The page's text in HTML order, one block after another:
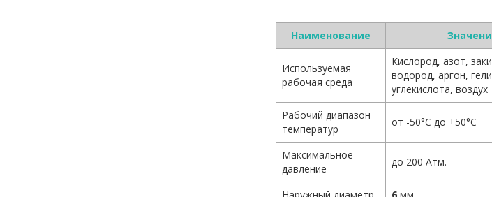
Наименование
Используемая
рабочая среда
Кислород, азот,
водород, аргон,
углекислота, воздух
Рабочий диапазон
температур
от -50°С до +50°С
Максимальное
давление
до 200 Атм.